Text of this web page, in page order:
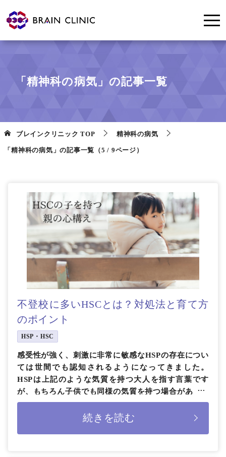
「精神科の病気」の記事一覧
ブレインクリニック TOP 精神科の病気
「精神科の病気」の記事一覧（5 / 9ページ）
不登校に多いHSCとは？対処法と育て方
のポイント
HSP・HSC
感受性が強く、刺激に非常に敏感なHSPの存在につい
ては世間でも認知されるようになってきました。
HSPは上記のような気質を持つ大人を指す言葉です
が、もちろん子供でも同様の気質を持つ場合がありま
す。 今回は、HSPの子供版 […]
続きを読む